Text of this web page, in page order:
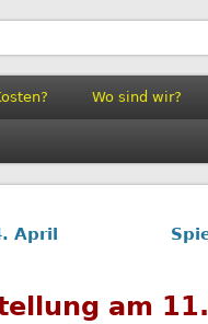
Wo sind wir?
April
am